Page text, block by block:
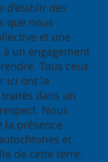
d’établir des
que nous
et une
un engagement
Tous ceux
ici ont la
dans un
Nous
la présence
et
de cette terre.